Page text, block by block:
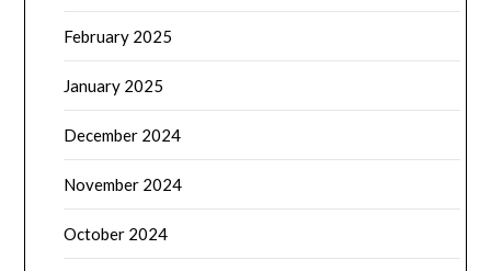
February 2025
January 2025
December 2024
November 2024
October 2024